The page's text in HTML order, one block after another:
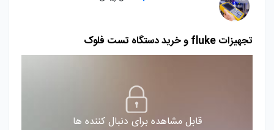
تجهیزات fluke و خرید دستگاه تست فلوک
قابل مشاهده برای دنبال کننده ها